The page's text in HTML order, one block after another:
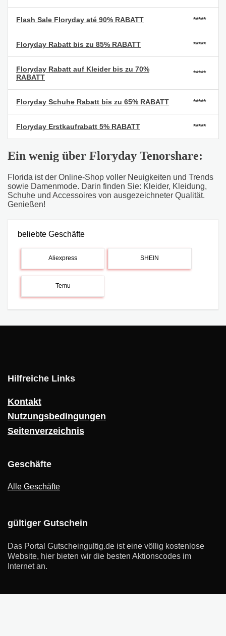
Flash Sale Floryday até 90% RABATT *****
Floryday Rabatt bis zu 85% RABATT *****
Floryday Rabatt auf Kleider bis zu 70%
RABATT
*****
Floryday Schuhe Rabatt bis zu 65% RABATT *****
Floryday Erstkaufrabatt 5% RABATT *****
Ein wenig über Floryday Tenorshare:
Florida ist der Online-Shop voller Neuigkeiten und Trends
sowie Damenmode. Darin finden Sie: Kleider, Kleidung,
Schuhe und Accessoires von ausgezeichneter Qualität.
Genießen!
beliebte Geschäfte
Aliexpress SHEIN
Temu
Hilfreiche Links
Kontakt
Nutzungsbedingungen
Seitenverzeichnis
Geschäfte
Alle Geschäfte
gültiger Gutschein
Das Portal Gutscheingultig.de ist eine völlig kostenlose
Website, hier bieten wir die besten Aktionscodes im
Internet an.